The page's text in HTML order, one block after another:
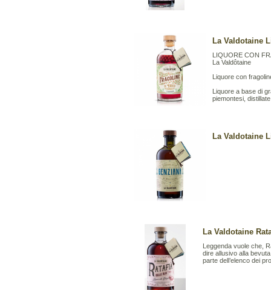
La Valdotaine
LIQUORE CON
La Valdôtaine
Liquore con
Liquore a base di
piemontesi,
La Valdotaine
La Valdotaine
Leggenda vuole che,
dire allusivo alla
parte dell’elenco dei